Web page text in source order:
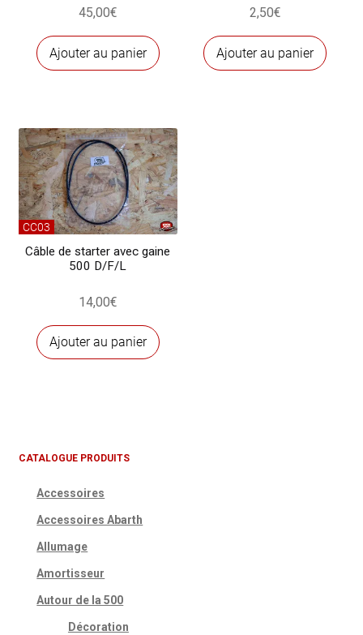
45,00€
Ajouter au panier
2,50€
Ajouter au panier
CC03
Câble de starter avec gaine
500 D/F/L
14,00€
Ajouter au panier
CATALOGUE PRODUITS
Accessoires
Accessoires Abarth
Allumage
Amortisseur
Autour de la 500
Décoration